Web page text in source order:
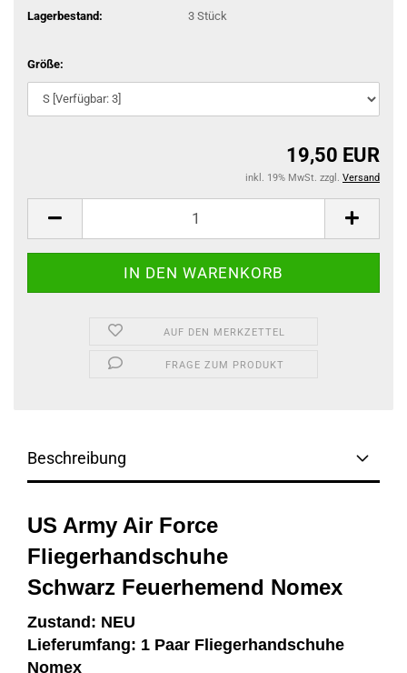
Lagerbestand: 3 Stück
Größe:
19,50 EUR
inkl. 19% MwSt. zzgl. Versand
AUF DEN MERKZETTEL
FRAGE ZUM PRODUKT
Beschreibung
US Army Air Force
Fliegerhandschuhe
Schwarz Feuerhemend Nomex
Zustand: NEU
Lieferumfang: 1 Paar Fliegerhandschuhe
Nomex